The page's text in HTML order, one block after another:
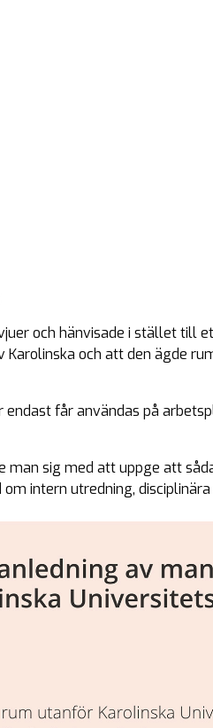
och hänvisade i stället till
och att den ägde
får användas på
sig med att uppge att
intern utredning,